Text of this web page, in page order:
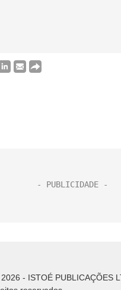
- ISTOÉ PUBLICAÇÕES